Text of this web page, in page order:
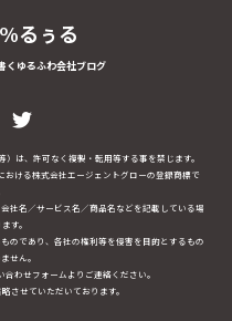
るぅる
くゆるふわ会社ブログ
は、許可なく複製・転用等する事を禁じます。
おける株式会社エージェントグローの登録商標で
社名／サービス名／商品名などを記載している場
す。
のであり、各社の権利等を侵害を目的とするもの
せん。
わせフォームよりご連絡ください。
させていただいております。